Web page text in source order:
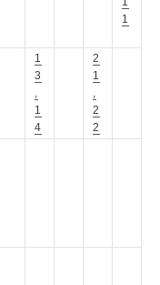
1
1
3
,
1
4
2
1
,
2
2